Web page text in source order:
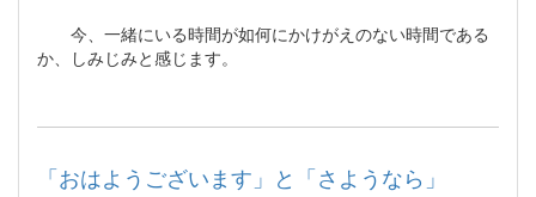
今、一緒にいる時間が如何にかけがえのない時間である
か、しみじみと感じます。
「おはようございます」と「さようなら」